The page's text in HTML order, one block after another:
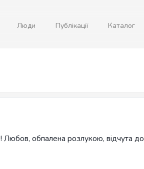
Люди Публікації Каталог
Любов, обпалена розлукою, відчута до